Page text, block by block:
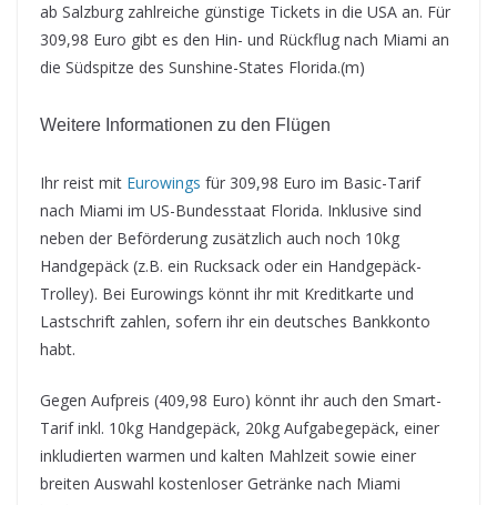
ab Salzburg zahlreiche günstige Tickets in die USA an. Für
309,98 Euro gibt es den Hin- und Rückflug nach Miami an
die Südspitze des Sunshine-States Florida.(m)
Weitere Informationen zu den Flügen
Ihr reist mit Eurowings für 309,98 Euro im Basic-Tarif
nach Miami im US-Bundesstaat Florida. Inklusive sind
neben der Beförderung zusätzlich auch noch 10kg
Handgepäck (z.B. ein Rucksack oder ein Handgepäck-
Trolley). Bei Eurowings könnt ihr mit Kreditkarte und
Lastschrift zahlen, sofern ihr ein deutsches Bankkonto
habt.
Gegen Aufpreis (409,98 Euro) könnt ihr auch den Smart-
Tarif inkl. 10kg Handgepäck, 20kg Aufgabegepäck, einer
inkludierten warmen und kalten Mahlzeit sowie einer
breiten Auswahl kostenloser Getränke nach Miami